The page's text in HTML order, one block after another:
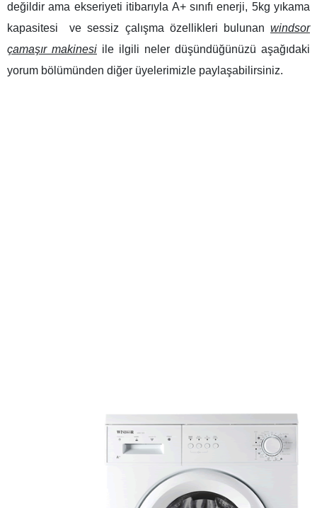
değildir ama ekseriyeti itibarıyla A+ sınıfı enerji, 5kg yıkama
kapasitesi ve sessiz çalışma özellikleri bulunan windsor
çamaşır makinesi ile ilgili neler düşündüğünüzü aşağıdaki
yorum bölümünden diğer üyelerimizle paylaşabilirsiniz.